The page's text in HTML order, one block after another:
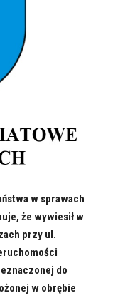
w sprawach
że wywiesił w
przy ul.
do
w obrębie